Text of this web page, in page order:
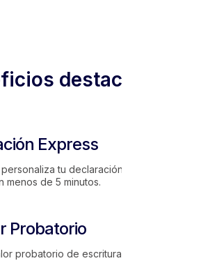
destacados
Express
tu declaración en
menos de 5 minutos.
Probatorio
probatorio de escritura pública.